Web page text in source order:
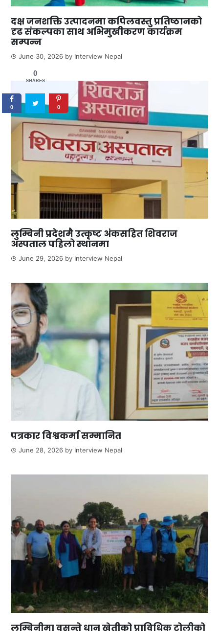
दक्ष जनशक्ति उत्पादनमा कपिलवस्तु प्रतिष्ठानको
दृढ संकल्पका साथ अभिमुखीकरण कार्यक्रम
सम्पन्न
June 30, 2026 by Interview Nepal
लुम्बिनी प्रदेशमै उत्कृष्ट अंकसहित शिवराज
अस्पताल पहिलो स्थानमा
June 29, 2026 by Interview Nepal
पत्रकार विश्वकर्मा सम्मानित
June 28, 2026 by Interview Nepal
लुम्बिनीमा वसन्ते धान खेतीको प्राविधिक टोलीको
0
SHARES
0 0